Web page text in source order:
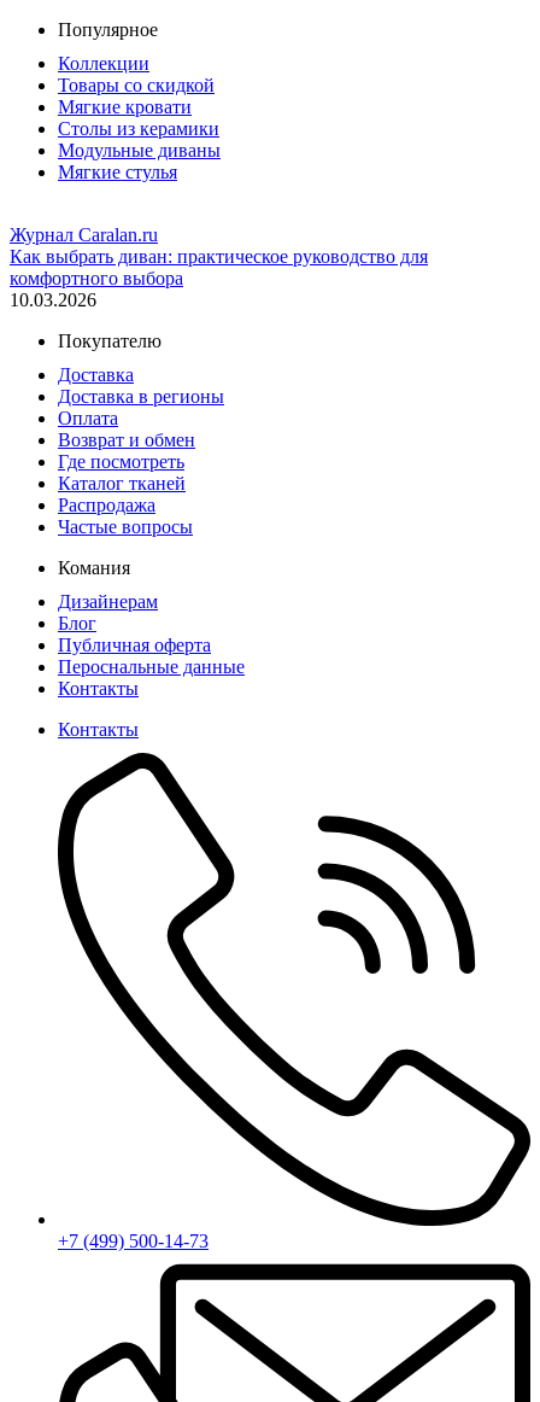
Популярное
Коллекции
Товары со скидкой
Мягкие кровати
Столы из керамики
Модульные диваны
Мягкие стулья
Журнал Caralan.ru
Как выбрать диван: практическое руководство для
комфортного выбора
10.03.2026
Покупателю
Доставка
Доставка в регионы
Оплата
Возврат и обмен
Где посмотреть
Каталог тканей
Распродажа
Частые вопросы
Комания
Дизайнерам
Блог
Публичная оферта
Пероснальные данные
Контакты
Контакты
+7 (499) 500-14-73